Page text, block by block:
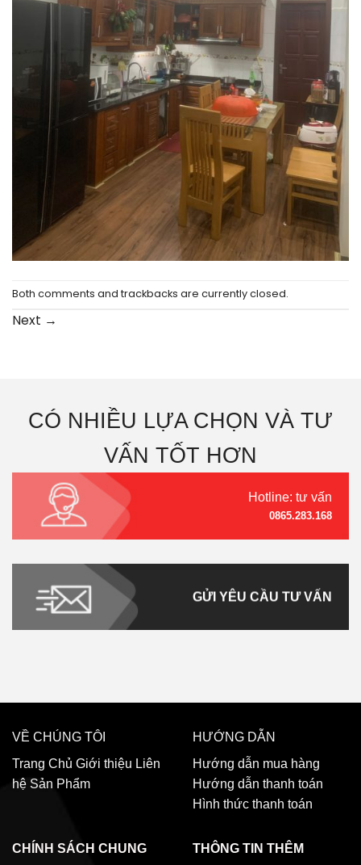
Both comments and trackbacks are currently closed.
Next →
CÓ NHIỀU LỰA CHỌN VÀ TƯ
VẤN TỐT HƠN
Hotline: tư vấn
0865.283.168
GỬI YÊU CẦU TƯ VẤN
VỀ CHÚNG TÔI
Trang Chủ Giới thiệu Liên
hệ Sản Phẩm
HƯỚNG DẪN
Hướng dẫn mua hàng
Hướng dẫn thanh toán
Hình thức thanh toán
CHÍNH SÁCH CHUNG
THÔNG TIN THÊM